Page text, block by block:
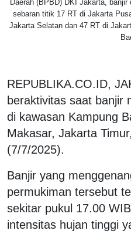
Daerah (BPBD) DKI Jakarta,
sebaran titik 17 RT di Jakarta
Jakarta Selatan dan 47 RT di
REPUBLIKA.CO.ID,
beraktivitas saat banjir
di kawasan Kampung
Makasar, Jakarta
(7/7/2025).
Banjir yang
permukiman tersebut
sekitar pukul 17.00
intensitas hujan tinggi